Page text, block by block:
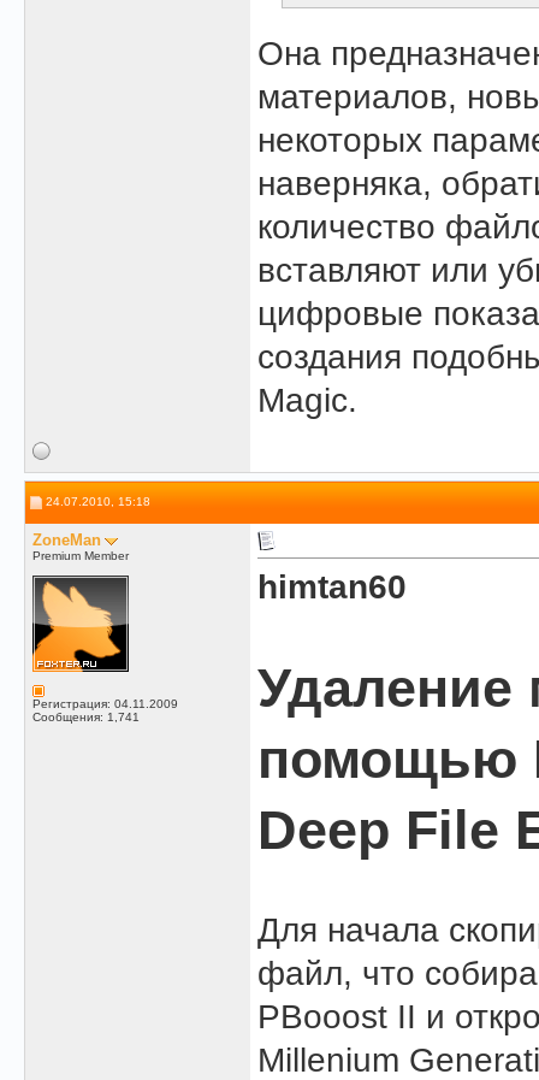
Она
материалов,
некоторых
наверняка,
количество
вставляют или
цифровые
создания
Magic.
24.07.2010, 15:18
ZoneMan
Premium Member
Регистрация: 04.11.2009
Сообщения: 1,741
himtan60
Удаление
помощью
Deep File
Для начала
файл, что
PBooost II и
Millenium